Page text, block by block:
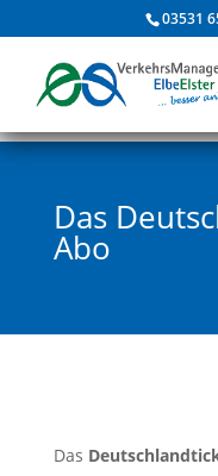
03531
Das
Abo
Das